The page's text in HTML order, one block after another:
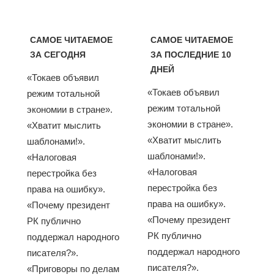
САМОЕ ЧИТАЕМОЕ
ЗА СЕГОДНЯ
«Токаев объявил
режим тотальной
экономии в стране».
«Хватит мыслить
шаблонами!».
«Налоговая
перестройка без
права на ошибку».
«Почему президент
РК публично
поддержал народного
писателя?».
«Приговоры по делам
САМОЕ ЧИТАЕМОЕ
ЗА ПОСЛЕДНИЕ 10
ДНЕЙ
«Токаев объявил
режим тотальной
экономии в стране».
«Хватит мыслить
шаблонами!».
«Налоговая
перестройка без
права на ошибку».
«Почему президент
РК публично
поддержал народного
писателя?».